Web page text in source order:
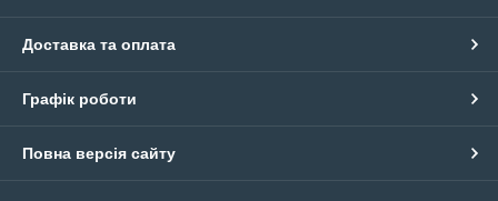
Доставка та оплата
Графік роботи
Повна версія сайту